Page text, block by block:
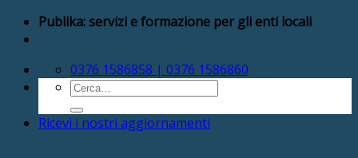
Salta Publika: servizi e formazione per gli enti locali
0376 1586858 | 0376 1586860
Cerca:
Ricevi i nostri aggiornamenti